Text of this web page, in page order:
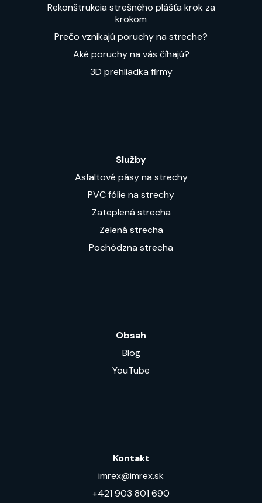
Rekonštrukcia strešného plášťa krok za
krokom
Prečo vznikajú poruchy na streche?
Aké poruchy na vás číhajú?
3D prehliadka firmy
Služby
Asfaltové pásy na strechy
PVC fólie na strechy
Zateplená strecha
Zelená strecha
Pochôdzna strecha
Obsah
Blog
YouTube
Kontakt
imrex@imrex.sk
+421 903 801 690